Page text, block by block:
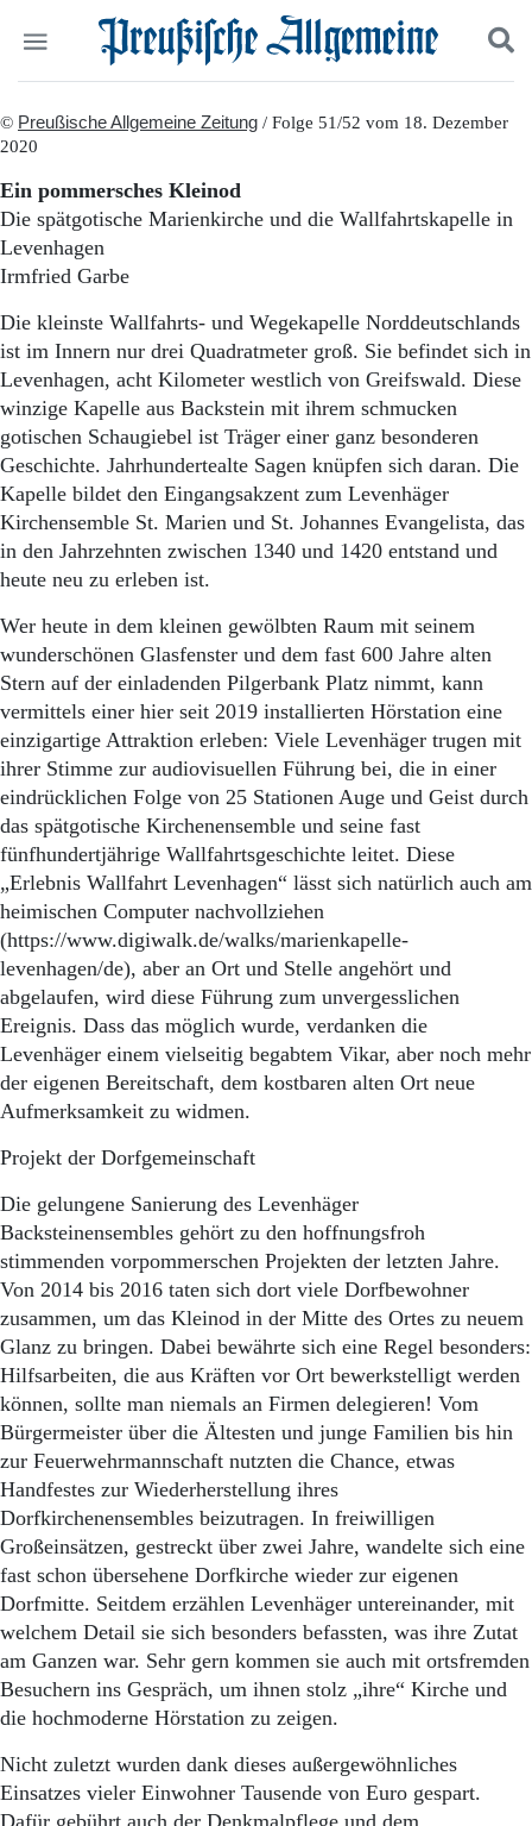
Start
Wer wir sind
Aktuelle Ausgabe
Abonnenten-Login
Abonnent werden
Abo Prämien
Archiv
Mediadaten
Politik
Panorama
Gesellschaft
Pommern
Berlin-Brandenburg
Schlesien
Danzig und Westpreußen
Bücher
Kontakt
Impressum
Datenschutz
Suchen und finden
© Preußische Allgemeine Zeitung / Folge 51/52 vom 18. Dezember
2020
Ein pommersches Kleinod
Die spätgotische Marienkirche und die Wallfahrtskapelle in
Levenhagen
Irmfried Garbe
Die kleinste Wallfahrts- und Wegekapelle Norddeutschlands
ist im Innern nur drei Quadratmeter groß. Sie befindet sich in
Levenhagen, acht Kilometer westlich von Greifswald. Diese
winzige Kapelle aus Backstein mit ihrem schmucken
gotischen Schaugiebel ist Träger einer ganz besonderen
Geschichte. Jahrhundertealte Sagen knüpfen sich daran. Die
Kapelle bildet den Eingangsakzent zum Levenhäger
Kirchensemble St. Marien und St. Johannes Evangelista, das
in den Jahrzehnten zwischen 1340 und 1420 entstand und
heute neu zu erleben ist.
Wer heute in dem kleinen gewölbten Raum mit seinem
wunderschönen Glasfenster und dem fast 600 Jahre alten
Stern auf der einladenden Pilgerbank Platz nimmt, kann
vermittels einer hier seit 2019 installierten Hörstation eine
einzigartige Attraktion erleben: Viele Levenhäger trugen mit
ihrer Stimme zur audiovisuellen Führung bei, die in einer
eindrücklichen Folge von 25 Stationen Auge und Geist durch
das spätgotische Kirchenensemble und seine fast
fünfhundertjährige Wallfahrtsgeschichte leitet. Diese
„Erlebnis Wallfahrt Levenhagen“ lässt sich natürlich auch am
heimischen Computer nachvollziehen
(https://www.digiwalk.de/walks/marienkapelle-
levenhagen/de), aber an Ort und Stelle angehört und
abgelaufen, wird diese Führung zum unvergesslichen
Ereignis. Dass das möglich wurde, verdanken die
Levenhäger einem vielseitig begabtem Vikar, aber noch mehr
der eigenen Bereitschaft, dem kostbaren alten Ort neue
Aufmerksamkeit zu widmen.
Projekt der Dorfgemeinschaft
Die gelungene Sanierung des Levenhäger
Backsteinensembles gehört zu den hoffnungsfroh
stimmenden vorpommerschen Projekten der letzten Jahre.
Von 2014 bis 2016 taten sich dort viele Dorfbewohner
zusammen, um das Kleinod in der Mitte des Ortes zu neuem
Glanz zu bringen. Dabei bewährte sich eine Regel besonders:
Hilfsarbeiten, die aus Kräften vor Ort bewerkstelligt werden
können, sollte man niemals an Firmen delegieren! Vom
Bürgermeister über die Ältesten und junge Familien bis hin
zur Feuerwehrmannschaft nutzten die Chance, etwas
Handfestes zur Wiederherstellung ihres
Dorfkirchenensembles beizutragen. In freiwilligen
Großeinsätzen, gestreckt über zwei Jahre, wandelte sich eine
fast schon übersehene Dorfkirche wieder zur eigenen
Dorfmitte. Seitdem erzählen Levenhäger untereinander, mit
welchem Detail sie sich besonders befassten, was ihre Zutat
am Ganzen war. Sehr gern kommen sie auch mit ortsfremden
Besuchern ins Gespräch, um ihnen stolz „ihre“ Kirche und
die hochmoderne Hörstation zu zeigen.
Nicht zuletzt wurden dank dieses außergewöhnliches
Einsatzes vieler Einwohner Tausende von Euro gespart.
Dafür gebührt auch der Denkmalpflege und dem